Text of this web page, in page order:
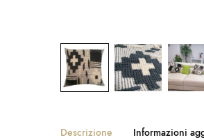
Descrizione Informazioni